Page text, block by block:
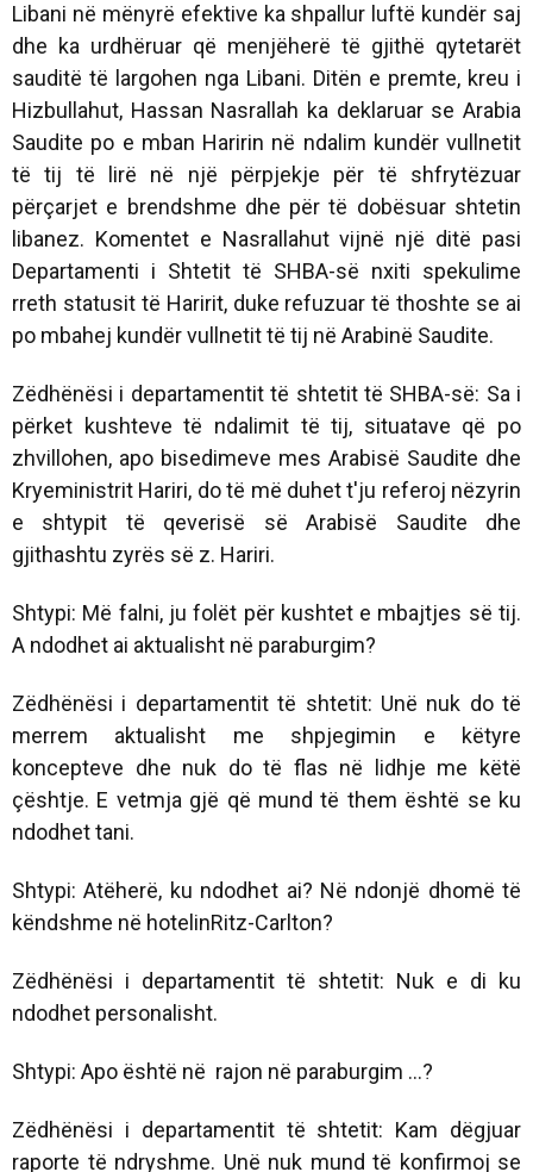
Libani në mënyrë efektive ka shpallur luftë kundër saj
dhe ka urdhëruar që menjëherë të gjithë qytetarët
sauditë të largohen nga Libani. Ditën e premte, kreu i
Hizbullahut, Hassan Nasrallah ka deklaruar se Arabia
Saudite po e mban Haririn në ndalim kundër vullnetit
të tij të lirë në një përpjekje për të shfrytëzuar
përçarjet e brendshme dhe për të dobësuar shtetin
libanez. Komentet e Nasrallahut vijnë një ditë pasi
Departamenti i Shtetit të SHBA-së nxiti spekulime
rreth statusit të Haririt, duke refuzuar të thoshte se ai
po mbahej kundër vullnetit të tij në Arabinë Saudite.
Zëdhënësi i departamentit të shtetit të SHBA-së: Sa i
përket kushteve të ndalimit të tij, situatave që po
zhvillohen, apo bisedimeve mes Arabisë Saudite dhe
Kryeministrit Hariri, do të më duhet t'ju referoj nëzyrin
e shtypit të qeverisë së Arabisë Saudite dhe
gjithashtu zyrës së z. Hariri.
Shtypi: Më falni, ju folët për kushtet e mbajtjes së tij.
A ndodhet ai aktualisht në paraburgim?
Zëdhënësi i departamentit të shtetit: Unë nuk do të
merrem aktualisht me shpjegimin e këtyre
koncepteve dhe nuk do të flas në lidhje me këtë
çështje. E vetmja gjë që mund të them është se ku
ndodhet tani.
Shtypi: Atëherë, ku ndodhet ai? Në ndonjë dhomë të
këndshme në hotelinRitz-Carlton?
Zëdhënësi i departamentit të shtetit: Nuk e di ku
ndodhet personalisht.
Shtypi: Apo është në rajon në paraburgim ...?
Zëdhënësi i departamentit të shtetit: Kam dëgjuar
raporte të ndryshme. Unë nuk mund të konfirmoj se